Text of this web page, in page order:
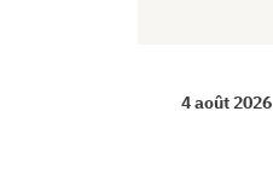
4 août 2026